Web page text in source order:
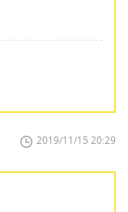
2019/11/15 20:29